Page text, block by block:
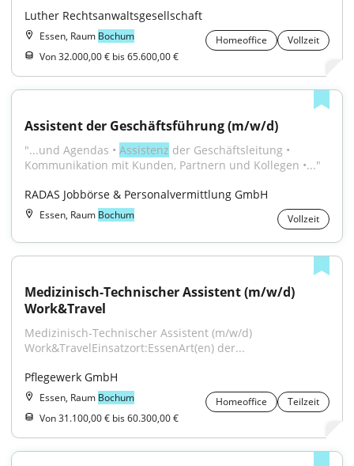
Luther Rechtsanwaltsgesellschaft
Essen, Raum Bochum Homeoffice
Vollzeit
Von 32.000,00 € bis 65.600,00 €
Assistent der Geschäftsführung (m/w/d)
"...und Agendas • Assistenz der Geschäftsleitung •
Kommunikation mit Kunden, Partnern und Kollegen •..."
RADAS Jobbörse & Personalvermittlung GmbH
Essen, Raum Bochum Vollzeit
Medizinisch-Technischer Assistent (m/w/d)
Work&Travel
Medizinisch-Technischer Assistent (m/w/d)
Work&TravelEinsatzort:EssenArt(en) der...
Pflegewerk GmbH
Essen, Raum Bochum Homeoffice
Teilzeit
Von 31.100,00 € bis 60.300,00 €